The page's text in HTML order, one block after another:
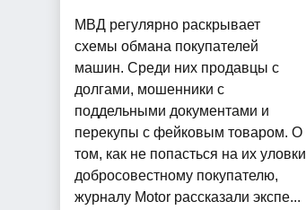
МВД регулярно раскрывает
схемы обмана покупателей
машин. Среди них продавцы с
долгами, мошенники с
поддельными документами и
перекупы с фейковым товаром. О
том, как не попасться на их уловки
добросовестному покупателю,
журналу Motor рассказали экспе...